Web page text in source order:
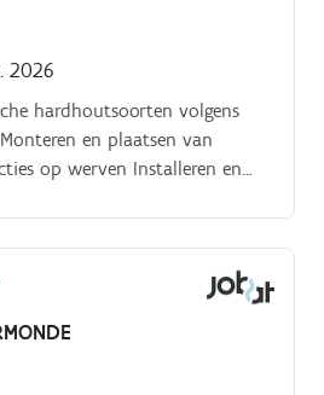
2026
hardhoutsoorten volgens
en plaatsen van
op werven Installeren en
Uitvoeren van
aan bestaande
met collega’s,